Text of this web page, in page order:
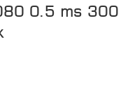
0.5 ms 300